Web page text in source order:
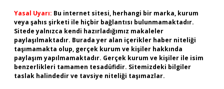
Yasal Uyarı: Bu internet sitesi, herhangi bir marka, kurum
veya şahıs şirketi ile hiçbir bağlantısı bulunmamaktadır.
Sitede yalnızca kendi hazırladığımız makaleler
paylaşılmaktadır. Burada yer alan içerikler haber niteliği
taşımamakta olup, gerçek kurum ve kişiler hakkında
paylaşım yapılmamaktadır. Gerçek kurum ve kişiler ile isim
benzerlikleri tamamen tesadüfidir. Sitemizdeki bilgiler
taslak halindedir ve tavsiye niteliği taşımazlar.